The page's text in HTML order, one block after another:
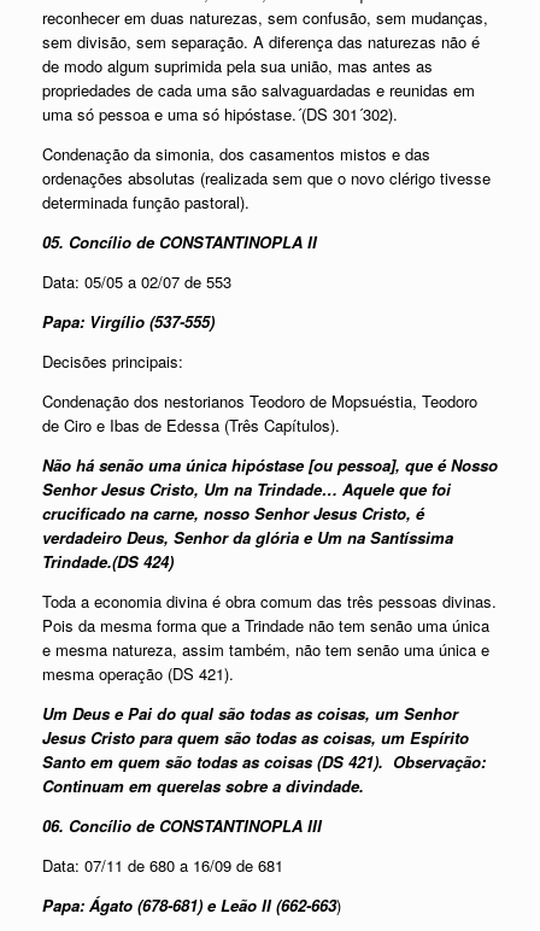
reconhecer em duas naturezas, sem confusão, sem mudanças,
sem divisão, sem separação. A diferença das naturezas não é
de modo algum suprimida pela sua união, mas antes as
propriedades de cada uma são salvaguardadas e reunidas em
uma só pessoa e uma só hipóstase.´(DS 301´302).
Condenação da simonia, dos casamentos mistos e das
ordenações absolutas (realizada sem que o novo clérigo tivesse
determinada função pastoral).
05. Concílio de CONSTANTINOPLA II
Data: 05/05 a 02/07 de 553
Papa: Virgílio (537-555)
Decisões principais:
Condenação dos nestorianos Teodoro de Mopsuéstia, Teodoro
de Ciro e Ibas de Edessa (Três Capítulos).
Não há senão uma única hipóstase [ou pessoa], que é Nosso
Senhor Jesus Cristo, Um na Trindade… Aquele que foi
crucificado na carne, nosso Senhor Jesus Cristo, é
verdadeiro Deus, Senhor da glória e Um na Santíssima
Trindade.(DS 424)
Toda a economia divina é obra comum das três pessoas divinas.
Pois da mesma forma que a Trindade não tem senão uma única
e mesma natureza, assim também, não tem senão uma única e
mesma operação (DS 421).
Um Deus e Pai do qual são todas as coisas, um Senhor
Jesus Cristo para quem são todas as coisas, um Espírito
Santo em quem são todas as coisas (DS 421). Observação:
Continuam em querelas sobre a divindade.
06. Concílio de CONSTANTINOPLA III
Data: 07/11 de 680 a 16/09 de 681
Papa: Ágato (678-681) e Leão II (662-663)